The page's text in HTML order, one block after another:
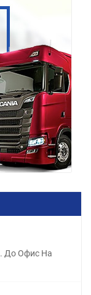
. До Офис На